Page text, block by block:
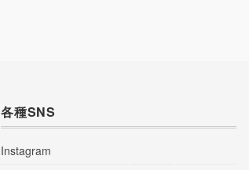
各種SNS
Instagram